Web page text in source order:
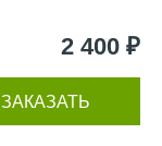
2 400 ₽
ЗАКАЗАТЬ